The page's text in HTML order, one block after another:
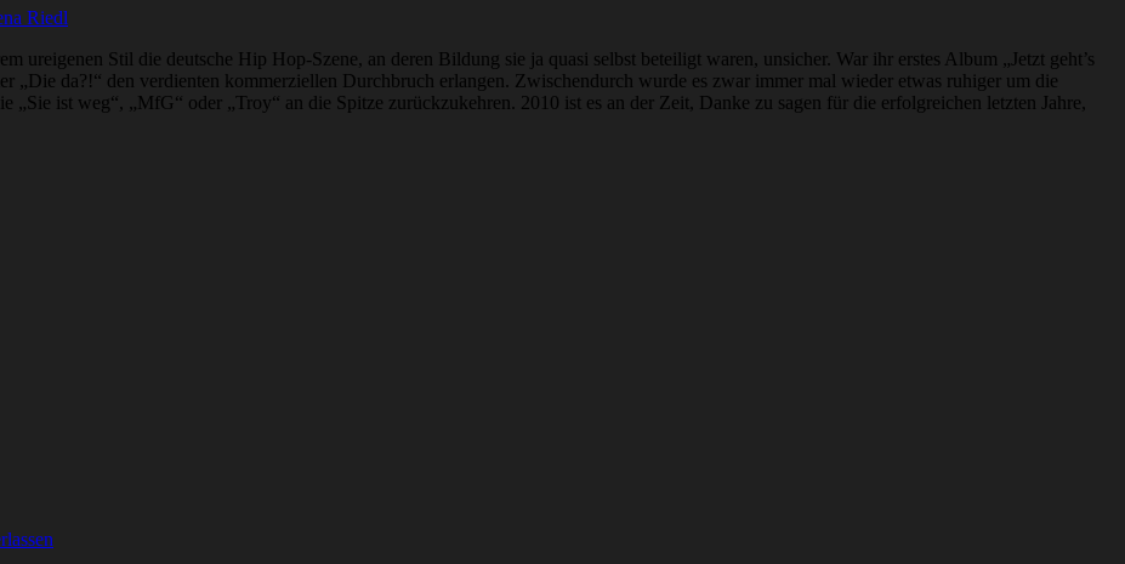
Riedl
ureigenen Stil die deutsche Hip Hop-Szene, an deren Bildung sie ja quasi selbst beteiligt waren, unsicher. War ihr erstes Album „Jetzt geht’s
„Die da?!“ den verdienten kommerziellen Durchbruch erlangen. Zwischendurch wurde es zwar immer mal wieder etwas ruhiger um die
„Sie ist weg“, „MfG“ oder „Troy“ an die Spitze zurückzukehren. 2010 ist es an der Zeit, Danke zu sagen für die erfolgreichen letzten Jahre,